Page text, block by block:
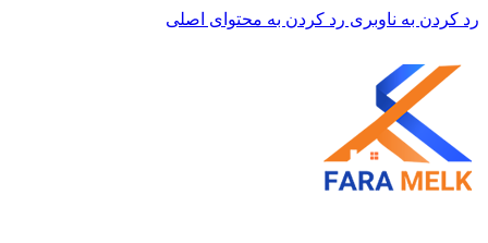
رد کردن به ناوبری رد کردن به محتوای اصلی